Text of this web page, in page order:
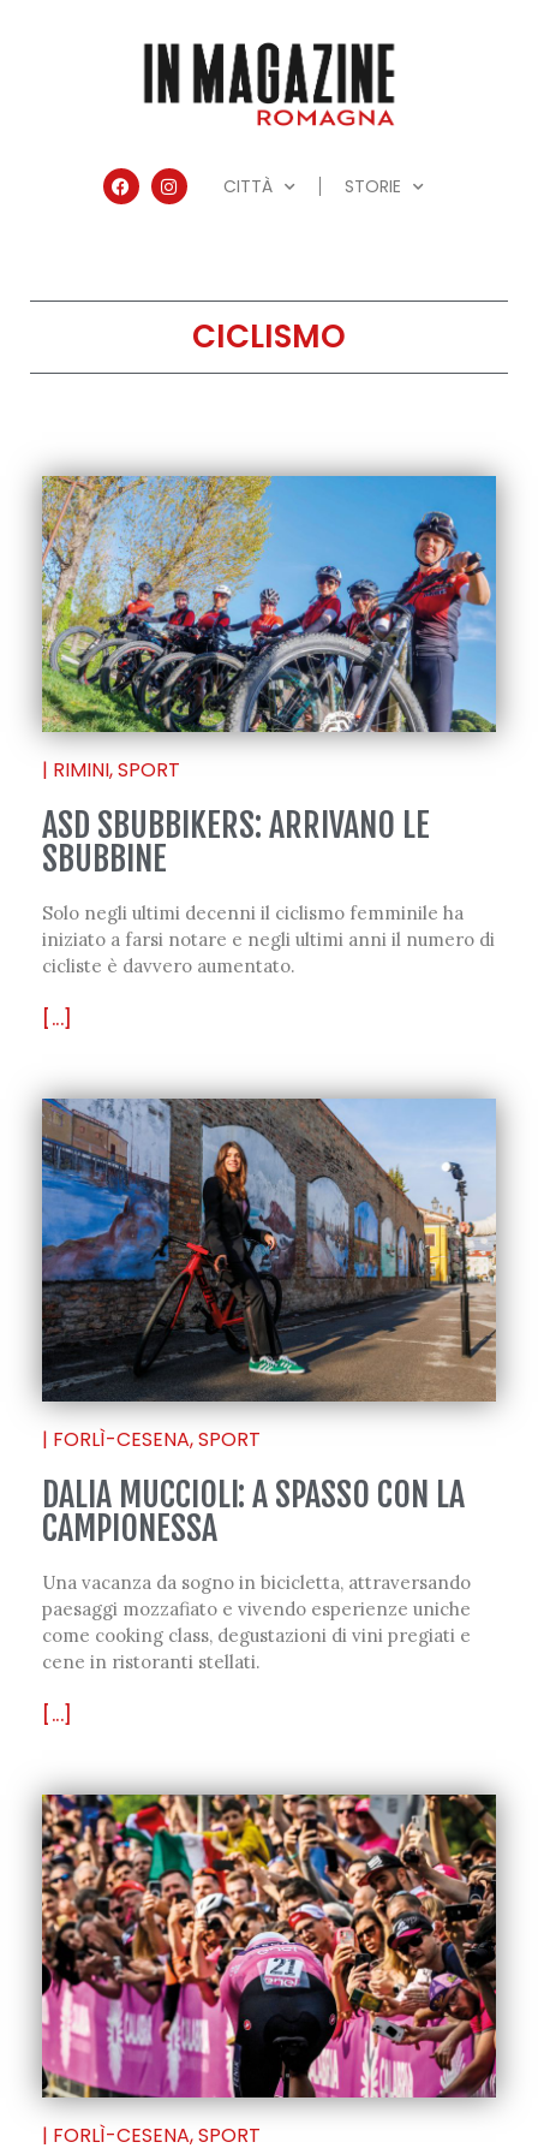
CITTÀ STORIE
CICLISMO
| RIMINI,SPORT
ASD SBUBBIKERS: ARRIVANO LE
SBUBBINE
Solo negli ultimi decenni il ciclismo femminile ha
iniziato a farsi notare e negli ultimi anni il numero di
cicliste è davvero aumentato.
[...]
| FORLÌ-CESENA,SPORT
DALIA MUCCIOLI: A SPASSO CON LA
CAMPIONESSA
Una vacanza da sogno in bicicletta, attraversando
paesaggi mozzafiato e vivendo esperienze uniche
come cooking class, degustazioni di vini pregiati e
cene in ristoranti stellati.
[...]
| FORLÌ-CESENA,SPORT